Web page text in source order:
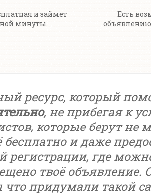
и займет
минуты.
Есть
ресурс, который
, не прибегая к
которые берут не
бесплатно и даже
регистрации, где
твоё объявление.
придумали такой